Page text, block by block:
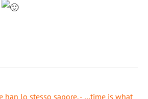
han lo stesso sapore. - …time is what